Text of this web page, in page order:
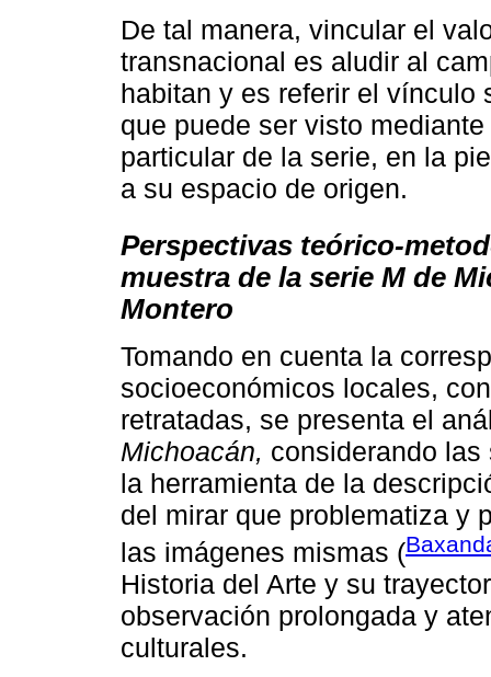
De tal manera, vincular el
transnacional es aludir al
habitan y es referir el vínculo
que puede ser visto
particular de la serie, en la
a su espacio de origen.
Perspectivas teórico-
muestra de la serie M de
Montero
Tomando en cuenta la
socioeconómicos locales,
retratadas, se presenta el
Michoacán, considerando
la herramienta de la
del mirar que problematiza y
las imágenes mismas (
Historia del Arte y su
observación prolongada y
culturales.